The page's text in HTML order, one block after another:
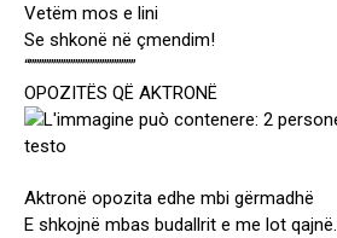
Vetëm mos e lini
Se shkonë në çmendim!
“””””””””””””””””””””””
OPOZITËS QË AKTRONË
Aktronë opozita edhe mbi gërmadhë
E shkojnë mbas budallrit e me lot qajnë.